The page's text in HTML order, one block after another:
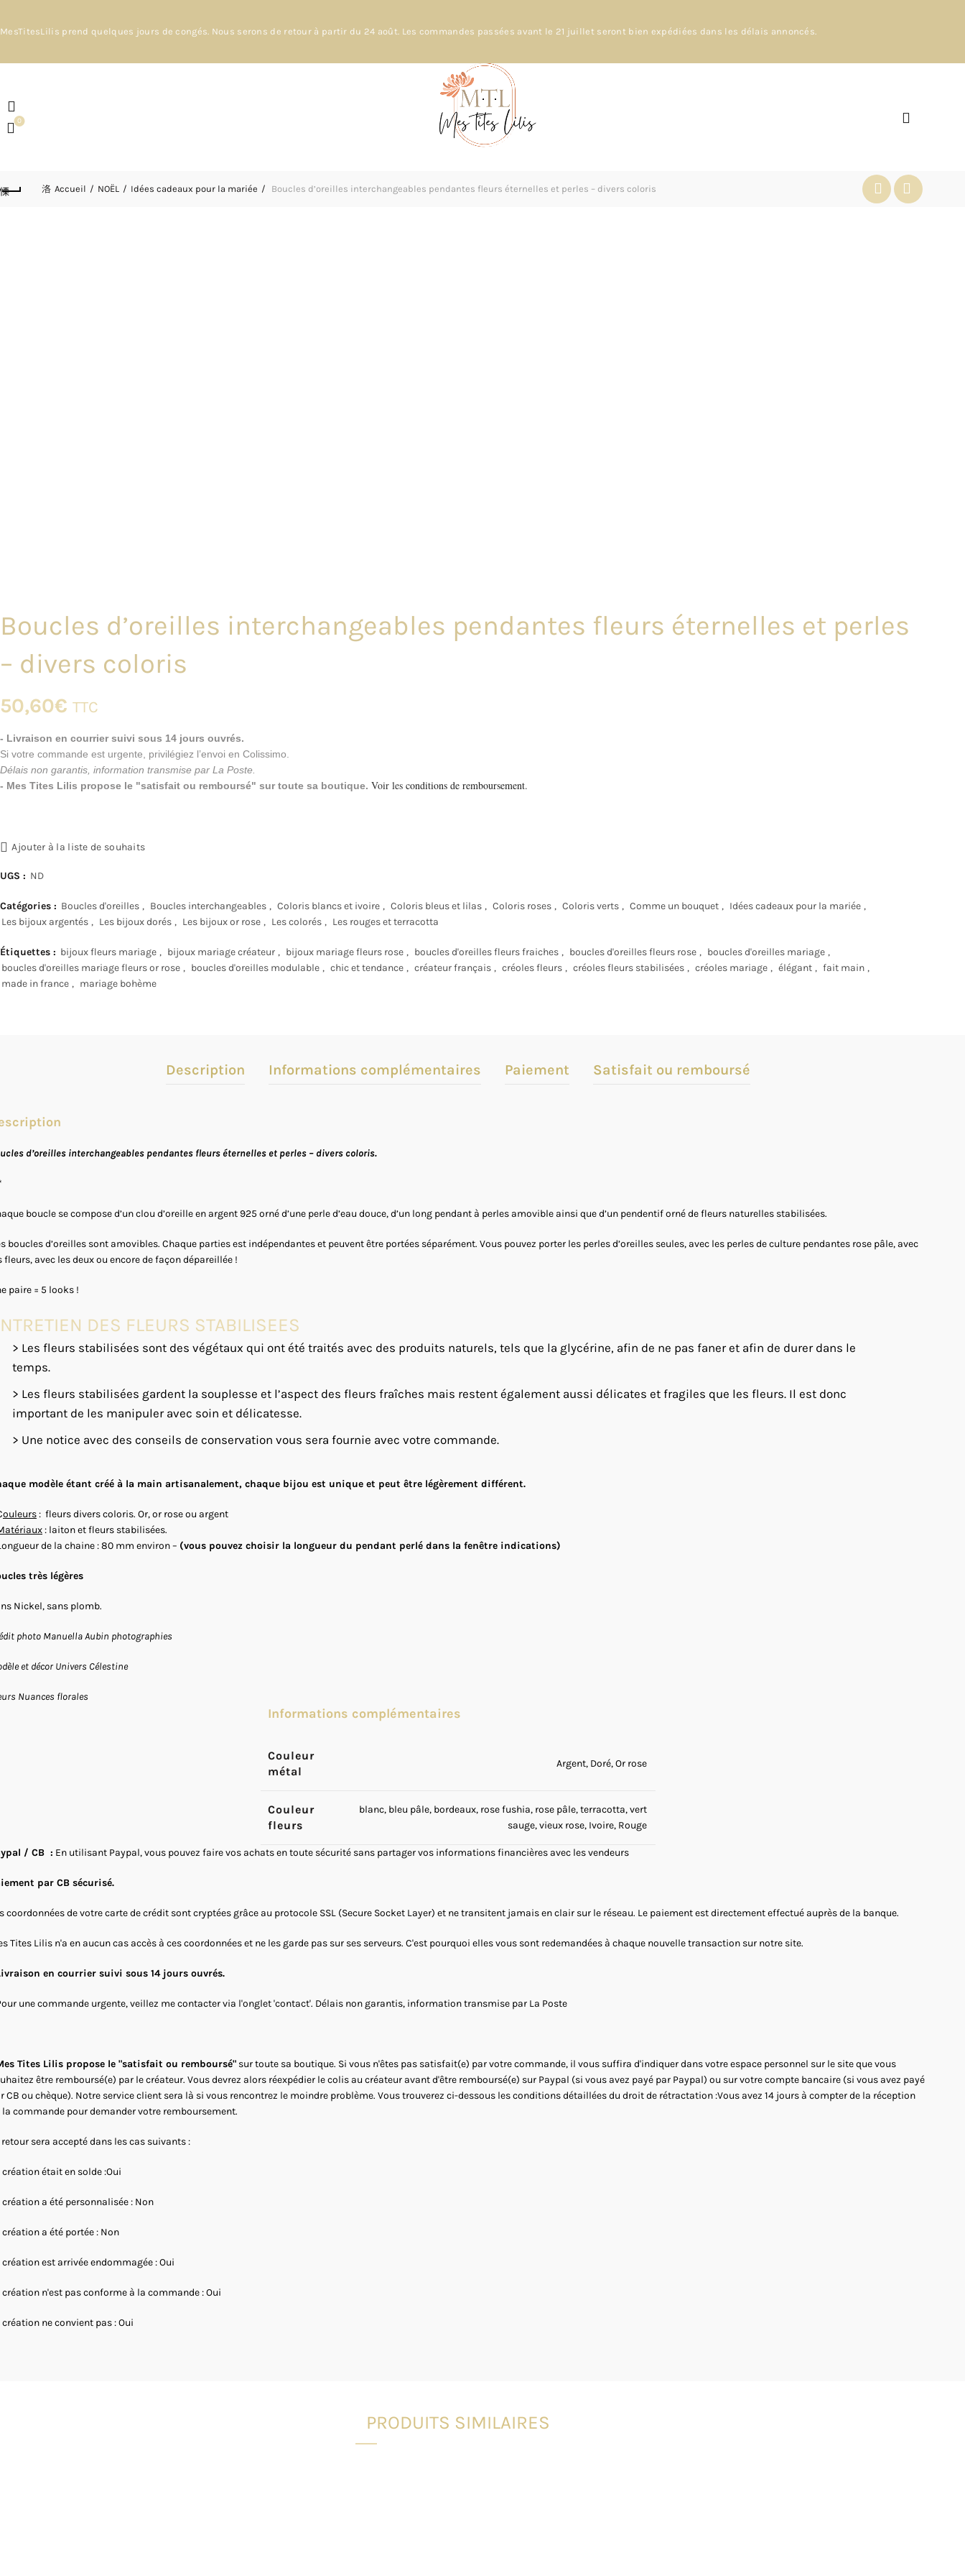
MesTitesLilis prend quelques jours de congés. Nous serons de retour à partir du 24 août. Les commandes passées avant le 21 juillet seront bien expédiées dans les délais annoncés.
0
Accueil NOËL Idées cadeaux pour la mariée Boucles d’oreilles interchangeables pendantes fleurs éternelles et perles – divers coloris
Boucles d’oreilles interchangeables pendantes fleurs éternelles et perles
– divers coloris
50,60€ TTC
- Livraison en courrier suivi sous 14 jours ouvrés.
Si votre commande est urgente, privilégiez l’envoi en Colissimo.
Délais non garantis, information transmise par La Poste.
- Mes Tites Lilis propose le "satisfait ou remboursé" sur toute sa boutique. Voir les conditions de remboursement.
Ajouter à la liste de souhaits
UGS : ND
Catégories : Boucles d'oreilles , Boucles interchangeables , Coloris blancs et ivoire , Coloris bleus et lilas , Coloris roses , Coloris verts , Comme un bouquet , Idées cadeaux pour la mariée ,
Les bijoux argentés , Les bijoux dorés , Les bijoux or rose , Les colorés , Les rouges et terracotta
Étiquettes : bijoux fleurs mariage , bijoux mariage créateur , bijoux mariage fleurs rose , boucles d'oreilles fleurs fraiches , boucles d'oreilles fleurs rose , boucles d'oreilles mariage ,
boucles d'oreilles mariage fleurs or rose , boucles d'oreilles modulable , chic et tendance , créateur français , créoles fleurs , créoles fleurs stabilisées , créoles mariage , élégant , fait main ,
made in france , mariage bohème
Description Informations complémentaires Paiement Satisfait ou remboursé
d’oreilles interchangeables pendantes fleurs éternelles et perles – divers coloris.
boucle se compose d’un clou d’oreille en argent 925 orné d’une perle d’eau douce, d’un long pendant à perles amovible ainsi que d’un pendentif orné de fleurs naturelles stabilisées.
boucles d’oreilles sont amovibles. Chaque parties est indépendantes et peuvent être portées séparément. Vous pouvez porter les perles d’oreilles seules, avec les perles de culture pendantes rose pâle, avec
fleurs, avec les deux ou encore de façon dépareillée !
paire = 5 looks !
DES FLEURS STABILISEES
> Les fleurs stabilisées sont des végétaux qui ont été traités avec des produits naturels, tels que la glycérine, afin de ne pas faner et afin de durer dans le
temps.
> Les fleurs stabilisées gardent la souplesse et l’aspect des fleurs fraîches mais restent également aussi délicates et fragiles que les fleurs. Il est donc
important de les manipuler avec soin et délicatesse.
> Une notice avec des conseils de conservation vous sera fournie avec votre commande.
modèle étant créé à la main artisanalement, chaque bijou est unique et peut être légèrement différent.
ouleurs: fleurs divers coloris. Or, or rose ou argent
: laiton et fleurs stabilisées.
de la chaine : 80 mm environ – (vous pouvez choisir la longueur du pendant perlé dans la fenêtre indications)
très légères
Nickel, sans plomb.
photo Manuella Aubin photographies
et décor Univers Célestine
Nuances florales
Informations complémentaires
Couleur
métal
Argent, Doré, Or rose
Couleur
fleurs
blanc, bleu pâle, bordeaux, rose fushia, rose pâle, terracotta, vert
sauge, vieux rose, Ivoire, Rouge
/ CB : En utilisant Paypal, vous pouvez faire vos achats en toute sécurité sans partager vos informations financières avec les vendeurs
par CB sécurisé.
coordonnées de votre carte de crédit sont cryptées grâce au protocole SSL (Secure Socket Layer) et ne transitent jamais en clair sur le réseau. Le paiement est directement effectué auprès de la banque.
Tites Lilis n'a en aucun cas accès à ces coordonnées et ne les garde pas sur ses serveurs. C'est pourquoi elles vous sont redemandées à chaque nouvelle transaction sur notre site.
en courrier suivi sous 14 jours ouvrés.
une commande urgente, veillez me contacter via l'onglet 'contact'. Délais non garantis, information transmise par La Poste
Tites Lilis propose le "satisfait ou remboursé" sur toute sa boutique. Si vous n'êtes pas satisfait(e) par votre commande, il vous suffira d'indiquer dans votre espace personnel sur le site que vous
être remboursé(e) par le créateur. Vous devrez alors réexpédier le colis au créateur avant d'être remboursé(e) sur Paypal (si vous avez payé par Paypal) ou sur votre compte bancaire (si vous avez payé
CB ou chèque). Notre service client sera là si vous rencontrez le moindre problème. Vous trouverez ci-dessous les conditions détaillées du droit de rétractation :Vous avez 14 jours à compter de la réception
la commande pour demander votre remboursement.
retour sera accepté dans les cas suivants :
création était en solde :Oui
création a été personnalisée : Non
création a été portée : Non
création est arrivée endommagée : Oui
création n'est pas conforme à la commande : Oui
création ne convient pas : Oui
PRODUITS SIMILAIRES